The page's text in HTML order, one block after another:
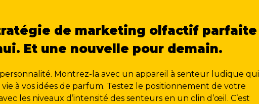
de marketing olfactif parfaite
Et une nouvelle pour demain.
Montrez-la avec un appareil à senteur ludique qui
à vos idées de parfum. Testez le positionnement de votre
les niveaux d’intensité des senteurs en un clin d’œil. C’est